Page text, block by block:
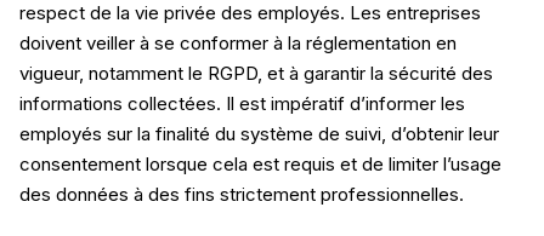
respect de la vie privée des employés. Les entreprises
doivent veiller à se conformer à la réglementation en
vigueur, notamment le RGPD, et à garantir la sécurité des
informations collectées. Il est impératif d’informer les
employés sur la finalité du système de suivi, d’obtenir leur
consentement lorsque cela est requis et de limiter l’usage
des données à des fins strictement professionnelles.